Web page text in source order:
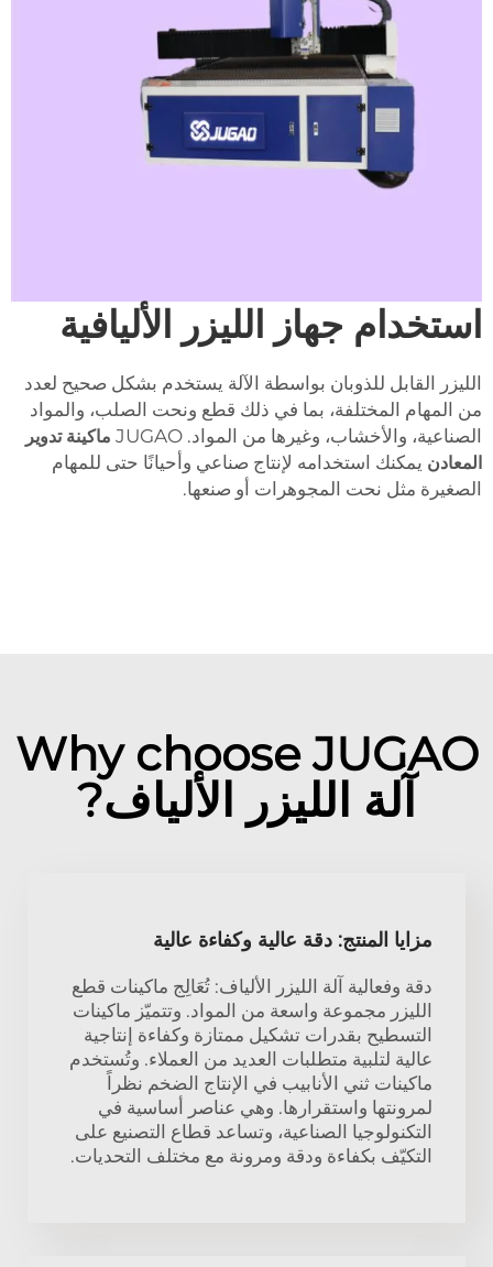
استخدام جهاز الليزر الأليافية
الليزر القابل للذوبان بواسطة الآلة يستخدم بشكل صحيح لعدد
من المهام المختلفة، بما في ذلك قطع ونحت الصلب، والمواد
الصناعية، والأخشاب، وغيرها من المواد. JUGAO
ماكينة تدوير
المعادن يمكنك استخدامه لإنتاج صناعي وأحيانًا حتى للمهام
الصغيرة مثل نحت المجوهرات أو صنعها.
Why choose JUGAO
آلة الليزر الألياف?
مزايا المنتج: دقة عالية وكفاءة عالية
دقة وفعالية آلة الليزر الألياف: تُعَالِج ماكينات قطع
الليزر مجموعة واسعة من المواد. وتتميّز ماكينات
التسطيح بقدرات تشكيل ممتازة وكفاءة إنتاجية
عالية لتلبية متطلبات العديد من العملاء. وتُستخدم
ماكينات ثني الأنابيب في الإنتاج الضخم نظراً
لمرونتها واستقرارها. وهي عناصر أساسية في
التكنولوجيا الصناعية، وتساعد قطاع التصنيع على
التكيّف بكفاءة ودقة ومرونة مع مختلف التحديات.